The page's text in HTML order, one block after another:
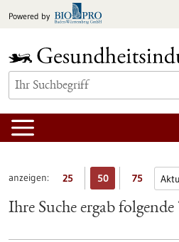
Inhalt
Powered by
anzeigen: 25 50 75
Ihre Suche ergab folgende